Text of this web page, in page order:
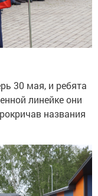
30 мая, и ребята
линейке они
названия